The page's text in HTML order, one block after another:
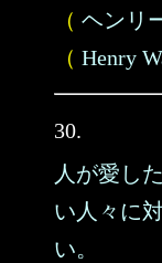
（ ヘンリ
（ Henry
30.
人が愛し
い人々に
い。